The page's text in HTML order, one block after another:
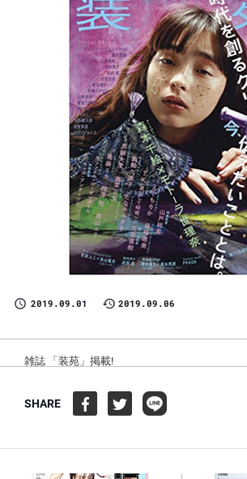
2019.09.01 2019.09.06
雑誌 「装苑」掲載!
SHARE